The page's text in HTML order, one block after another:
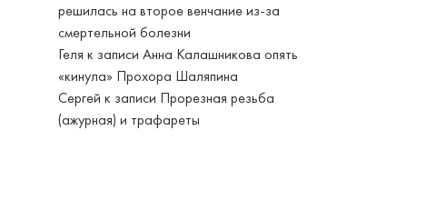
решилась на второе венчание из-за
смертельной болезни
Геля к записиАнна Калашникова опять
«кинула» Прохора Шаляпина
Сергей к записи Прорезная резьба
(ажурная) и трафареты